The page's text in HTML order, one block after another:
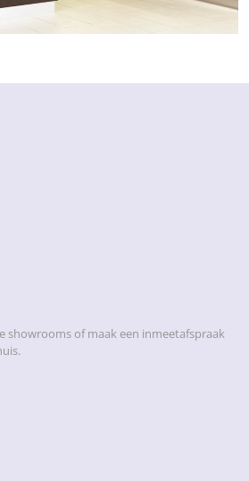
showrooms of maak een inmeetafspraak